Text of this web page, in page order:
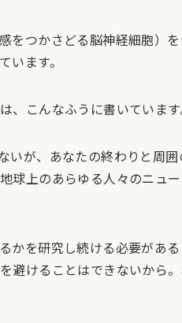
をつかさどる脳神経細胞）
ます。
、こんなふうに書いています
いが、あなたの終わりと周
球上のあらゆる人々のニュ
かを研究し続ける必要があ
避けることはできないから